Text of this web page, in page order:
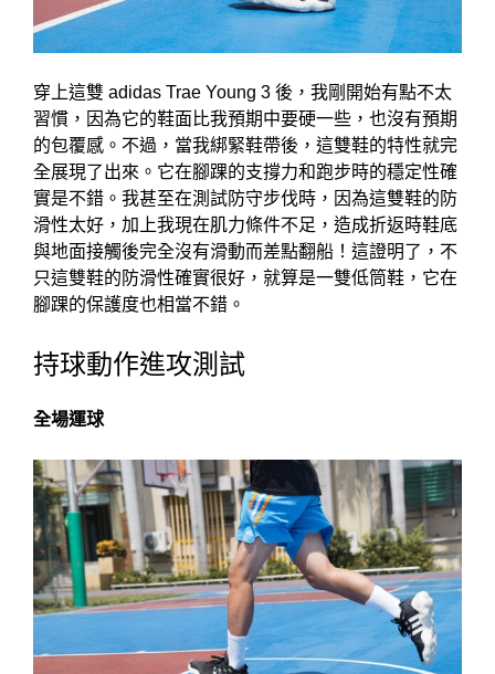
穿上這雙 adidas Trae Young 3 後，我剛開始有點不太
習慣，因為它的鞋面比我預期中要硬一些，也沒有預期
的包覆感。不過，當我綁緊鞋帶後，這雙鞋的特性就完
全展現了出來。它在腳踝的支撐力和跑步時的穩定性確
實是不錯。我甚至在測試防守步伐時，因為這雙鞋的防
滑性太好，加上我現在肌力條件不足，造成折返時鞋底
與地面接觸後完全沒有滑動而差點翻船！這證明了，不
只這雙鞋的防滑性確實很好，就算是一雙低筒鞋，它在
腳踝的保護度也相當不錯。
持球動作進攻測試
全場運球